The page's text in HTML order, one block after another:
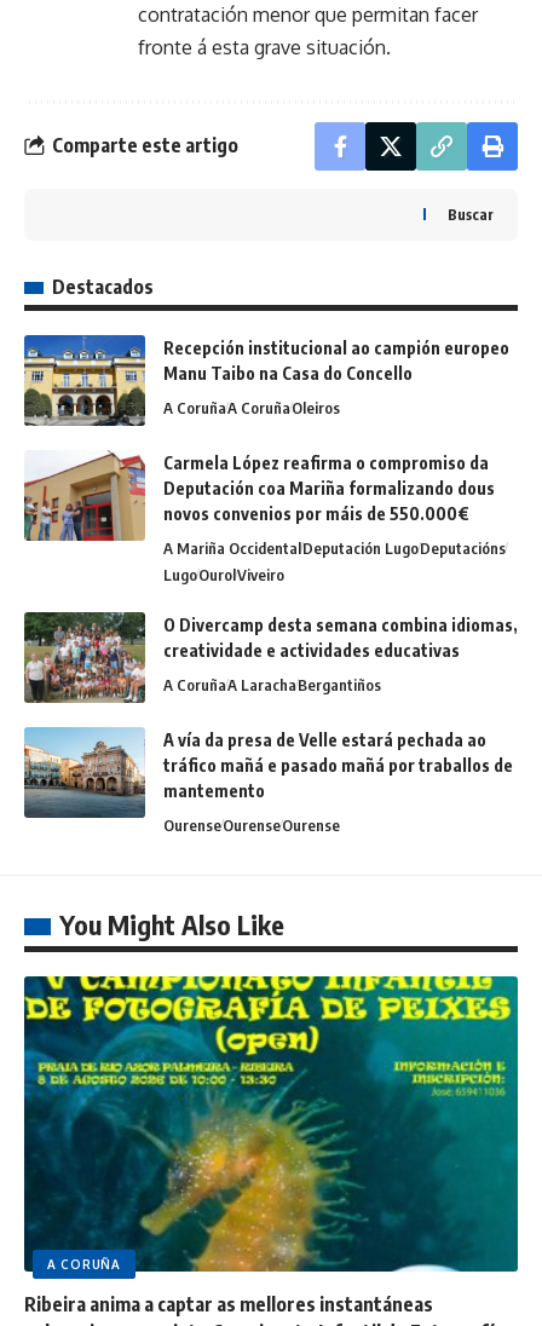
contratación menor que permitan facer
fronte á esta grave situación.
Comparte este artigo
Buscar
Destacados
Recepción institucional ao campión europeo
Manu Taibo na Casa do Concello
A CoruñaA CoruñaOleiros
Carmela López reafirma o compromiso da
Deputación coa Mariña formalizando dous
novos convenios por máis de 550.000€
A Mariña OccidentalDeputación LugoDeputacións
LugoOurolViveiro
O Divercamp desta semana combina idiomas,
creatividade e actividades educativas
A CoruñaA LarachaBergantiños
A vía da presa de Velle estará pechada ao
tráfico mañá e pasado mañá por traballos de
mantemento
OurenseOurenseOurense
You Might Also Like
A CORUÑA
Ribeira anima a captar as mellores instantáneas